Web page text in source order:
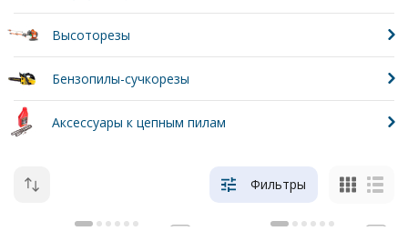
Высоторезы
Бензопилы-сучкорезы
Аксессуары к цепным пилам
Фильтры